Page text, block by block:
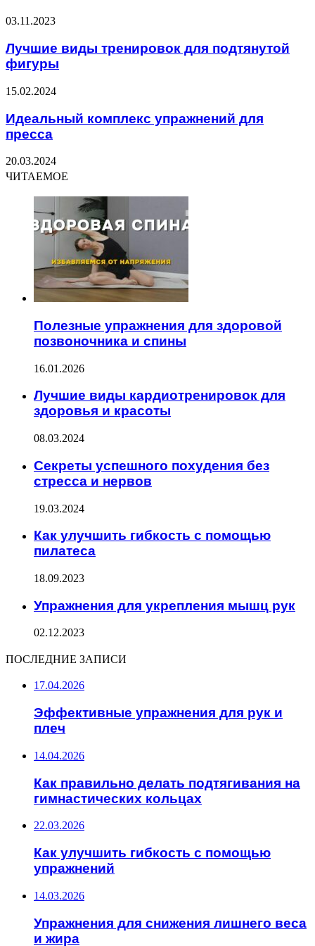
03.11.2023
Лучшие виды тренировок для подтянутой
фигуры
15.02.2024
Идеальный комплекс упражнений для
пресса
20.03.2024
ЧИТАЕМОЕ
Полезные упражнения для здоровой
позвоночника и спины
16.01.2026
Лучшие виды кардиотренировок для
здоровья и красоты
08.03.2024
Секреты успешного похудения без
стресса и нервов
19.03.2024
Как улучшить гибкость с помощью
пилатеса
18.09.2023
Упражнения для укрепления мышц рук
02.12.2023
ПОСЛЕДНИЕ ЗАПИСИ
17.04.2026
Эффективные упражнения для рук и
плеч
14.04.2026
Как правильно делать подтягивания на
гимнастических кольцах
22.03.2026
Как улучшить гибкость с помощью
упражнений
14.03.2026
Упражнения для снижения лишнего веса
и жира